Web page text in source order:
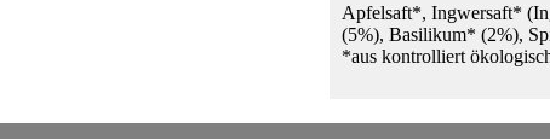
Apfelsaft*, Ingwersaft*
(5%), Basilikum* (2%),
*aus kontrolliert